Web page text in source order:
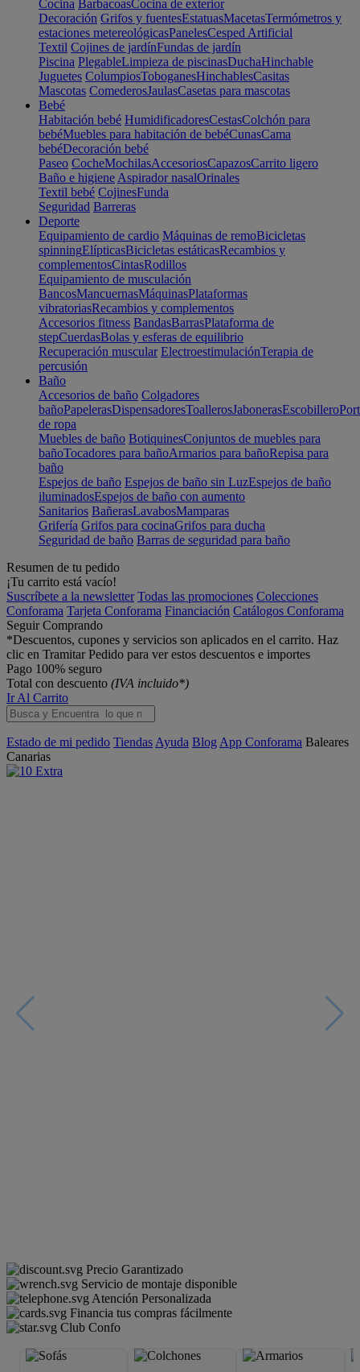
Cocina BarbacoasCocina de exterior
Decoración Grifos y fuentesEstatuasMacetasTermómetros y
estaciones metereológicasPanelesCesped Artificial
Textil Cojines de jardínFundas de jardín
Piscina PlegableLimpieza de piscinasDuchaHinchable
Juguetes ColumpiosToboganesHinchablesCasitas
Mascotas ComederosJaulasCasetas para mascotas
Bebé
Habitación bebé HumidificadoresCestasColchón para
bebéMuebles para habitación de bebéCunasCama
bebéDecoración bebé
Paseo CocheMochilasAccesoriosCapazosCarrito ligero
Baño e higiene Aspirador nasalOrinales
Textil bebé CojinesFunda
Seguridad Barreras
Deporte
Equipamiento de cardio Máquinas de remoBicicletas
spinningElípticasBicicletas estáticasRecambios y
complementosCintasRodillos
Equipamiento de musculación
BancosMancuernasMáquinasPlataformas
vibratoriasRecambios y complementos
Accesorios fitness BandasBarrasPlataforma de
stepCuerdasBolas y esferas de equilibrio
Recuperación muscular ElectroestimulaciónTerapia de
percusión
Baño
Accesorios de baño Colgadores
bañoPapelerasDispensadoresToallerosJabonerasEscobillero
de ropa
Muebles de baño BotiquinesConjuntos de muebles para
bañoTocadores para bañoArmarios para bañoRepisa para
baño
Espejos de baño Espejos de baño sin LuzEspejos de baño
iluminadosEspejos de baño con aumento
Sanitarios BañerasLavabosMamparas
Grifería Grifos para cocinaGrifos para ducha
Seguridad de baño Barras de seguridad para baño
Resumen de tu pedido
¡Tu carrito está vacío!
Suscríbete a la newsletter Todas las promociones Colecciones
Conforama Tarjeta Conforama Financiación Catálogos Conforama
Seguir Comprando
*Descuentos, cupones y servicios son aplicados en el carrito. Haz
clic en Tramitar Pedido para ver estos descuentos e importes
Pago 100% seguro
Total con descuento (IVA incluido*)
Ir Al Carrito
Estado de mi pedido Tiendas Ayuda Blog App Conforama Baleares
Canarias
Precio Garantizado
Servicio de montaje disponible
Atención Personalizada
Financia tus compras fácilmente
Club Confo